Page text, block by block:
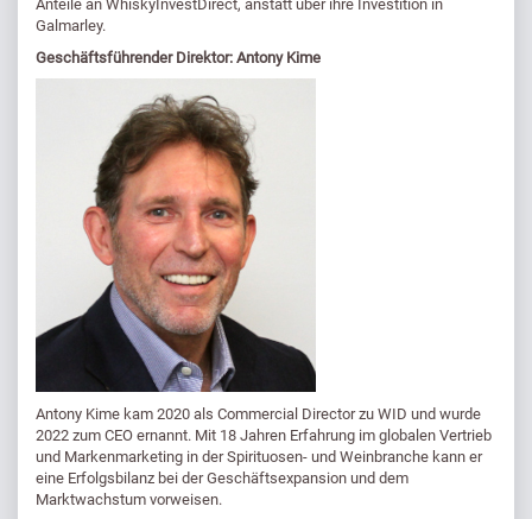
Galmarley.
Geschäftsführender Direktor: Antony Kime
Antony Kime kam 2020 als Commercial Director zu WID und wurde
2022 zum CEO ernannt. Mit 18 Jahren Erfahrung im globalen Vertrieb
und Markenmarketing in der Spirituosen- und Weinbranche kann er
eine Erfolgsbilanz bei der Geschäftsexpansion und dem
Marktwachstum vorweisen.